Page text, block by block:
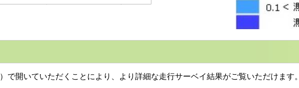
）で開いていただくことにより、より詳細な走行サーベイ結果がご覧いただけます。